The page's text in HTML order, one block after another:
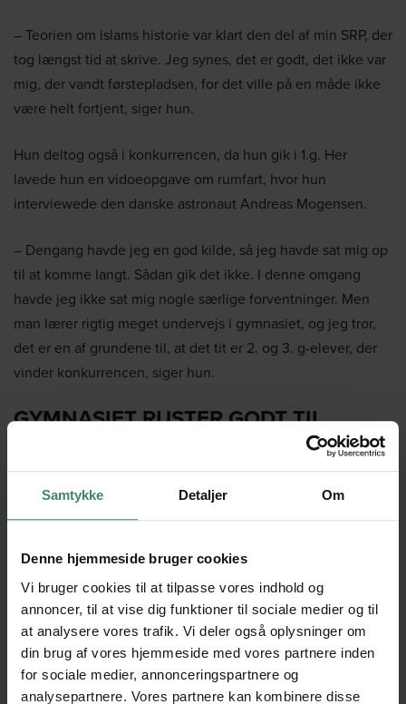
Samtykke Detaljer Om
Denne hjemmeside bruger cookies
Vi bruger cookies til at tilpasse vores indhold og
annoncer, til at vise dig funktioner til sociale medier og til
at analysere vores trafik. Vi deler også oplysninger om
din brug af vores hjemmeside med vores partnere inden
for sociale medier, annonceringspartnere og
analysepartnere. Vores partnere kan kombinere disse
– Teorien om islams historie var klart den del af min SRP, der
tog længst tid at skrive. Jeg synes, det er godt, det ikke var
mig, der vandt førstepladsen, for det ville på en måde ikke
være helt fortjent, siger hun.
Hun deltog også i konkurrencen, da hun gik i 1.g. Her
lavede hun en vidoeopgave om rumfart, hvor hun
interviewede den danske astronaut Andreas Mogensen.
– Dengang havde jeg en god kilde, så jeg havde sat mig op
til at komme langt. Sådan gik det ikke. I denne omgang
havde jeg ikke sat mig nogle særlige forventninger. Men
man lærer rigtig meget undervejs i gymnasiet, og jeg tror,
det er en af grundene til, at det tit er 2. og 3. g-elever, der
vinder konkurrencen, siger hun.
GYMNASIET RUSTER GODT TIL
Om ganske kort tid går hun og kammeraterne i 3.g i gang
med de sidste finpudsninger af det faglige stof for at
studentereksamen i hus og ser tilbage på tre både travle og
glade år på VGT.
– Jeg har fået rigtig, rigtig megen viden med mig gennem
gymnasiet. Jeg tror aldrig, jeg har lært så meget på så kort
tid. Det kommer op på et lidt andet niveau. Vi har samtidig